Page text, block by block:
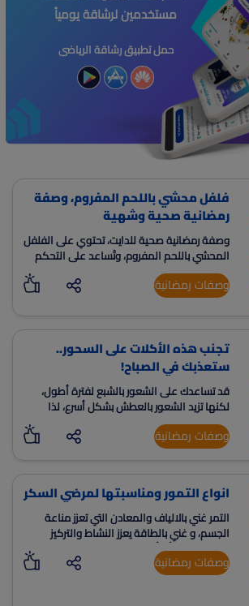
مستخدمين لرشاقة يومياً
حمل تطبيق رشاقة الرياضى
فلفل محشي باللحم المفروم، وصفة
رمضانية صحية وشهية
وصفة رمضانية صحية للدايت، تحتوي على الفلفل
المحشي باللحم المفروم، وتُساعد على التحكم
في الوزن والحفاظ على الصحة.
وصفات رمضانية
تجنب هذه الأكلات على السحور..
ستعذبك في الصباح!
قد تساعدك على الشعور بالشبع لفترة أطول،
لكنها تزيد الشعور بالعطش بشكل أسرع، لذا
يفضل تجنب تناول>>>
وصفات رمضانية
انواع التمور ومناسبتها لمرضي السكر
التمر غني بالالياف والمعادن التي تعزز مناعة
الجسم، و غني بالطاقة يعزز النشاط والتركيز
والذاكرة، غير أن أنواعه كثيرة وبعضها لا يناسب
مرضى السكري
وصفات رمضانية